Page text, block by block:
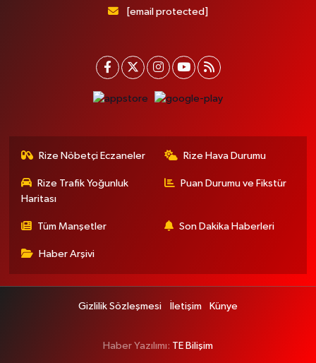
[email protected]
Rize Nöbetçi Eczaneler Rize Hava Durumu
Rize Trafik Yoğunluk
Haritası
Puan Durumu ve Fikstür
Tüm Manşetler Son Dakika Haberleri
Haber Arşivi
Gizlilik Sözleşmesi İletişim Künye
Haber Yazılımı: TE Bilişim